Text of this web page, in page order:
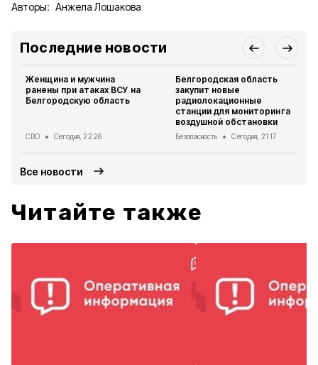
Авторы: Анжела Лошакова
Последние новости
Женщина и мужчина
ранены при атаках ВСУ на
Белгородскую область
СВО Сегодня, 22:26
Белгородская область
закупит новые
радиолокационные
станции для мониторинга
воздушной обстановки
Безопасность Сегодня, 21:17
Все новости
Читайте также